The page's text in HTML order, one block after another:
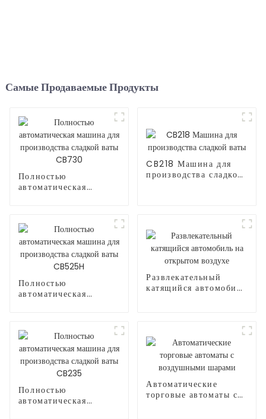
Самые Продаваемые Продукты
Полностью
автоматическая
CB218 Машина для
производства сладкой
Полностью
автоматическая
Развлекательный
катящийся автомобиль
Полностью
автоматическая
Автоматические
торговые автоматы с